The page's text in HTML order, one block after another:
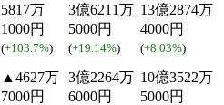
5817万
1000円
(+103.7%)
3億6211万
5000円
(+19.14%)
13億2874万
4000円
(+8.03%)
▲4627万
7000円
3億2264万
6000円
10億3522万
5000円